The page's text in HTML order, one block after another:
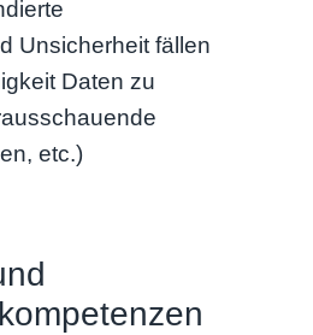
Unsicherheit fällen
Daten zu
etc.)